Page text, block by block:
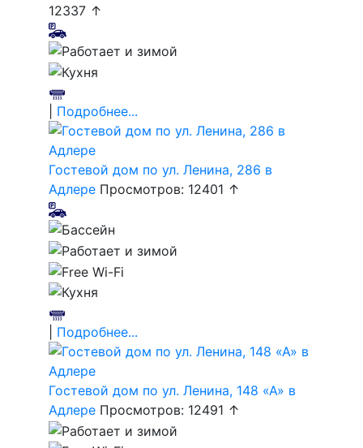
12337 ↑
Подробнее...
Гостевой дом по ул. Ленина, 286 в
Адлере Просмотров: 12401 ↑
Подробнее...
Гостевой дом по ул. Ленина, 148 «А» в
Адлере Просмотров: 12491 ↑